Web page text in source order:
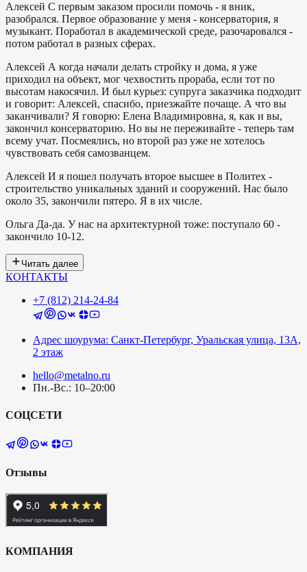
Алексей С первым заказом просили помочь - я вник,
разобрался. Первое образование у меня - консерватория, я
музыкант. Поработал в академической среде, разочаровался -
потом работал в разных сферах.
Алексей А когда начали делать стройку и дома, я уже
приходил на объект, мог чехвостить прораба, если тот по
высотам накосячил. И был курьез: супруга заказчика подходит
и говорит: Алексей, спасибо, приезжайте почаще. А что вы
заканчивали? Я говорю: Елена Владимировна, я, как и вы,
закончил консерваторию. Но вы не переживайте - теперь там
всему учат. Посмеялись, но второй раз уже не хотелось
чувствовать себя самозванцем.
Алексей И я пошел получать второе высшее в Политех -
строительство уникальных зданий и сооружений. Нас было
около 35, закончили пятеро. Я в их числе.
Ольга Да-да. У нас на архитектурной тоже: поступало 60 -
закончило 10-12.
Читать далее
КОНТАКТЫ
+7 (812) 214-24-84
Адрес шоурума: Санкт-Петербург, Уральская улица, 13А,
2 этаж
hello@metalno.ru
Пн.-Вс.: 10–20:00
СОЦСЕТИ
Отзывы
КОМПАНИЯ